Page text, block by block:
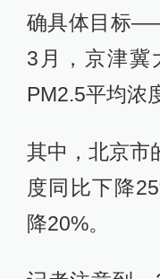
确具体目标
3月，京津冀
PM2.5平均浓
其中，北京市
度同比下降
降20%。